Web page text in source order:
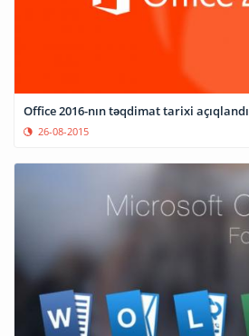
Office 2016-nın təqdimat tarixi açıqlandı
26-08-2015